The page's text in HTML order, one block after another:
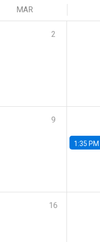
MAR
2
9
1:35 PM
16